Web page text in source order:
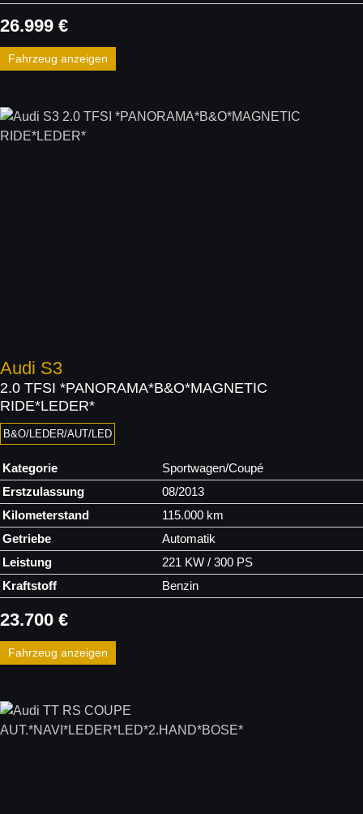
26.999 €
Fahrzeug anzeigen
Audi S3
2.0 TFSI *PANORAMA*B&O*MAGNETIC
RIDE*LEDER*
B&O/LEDER/AUT/LED
Kategorie
Sportwagen/Coupé
Erstzulassung
08/2013
Kilometerstand
115.000 km
Getriebe
Automatik
Leistung
221 KW / 300 PS
Kraftstoff
Benzin
23.700 €
Fahrzeug anzeigen